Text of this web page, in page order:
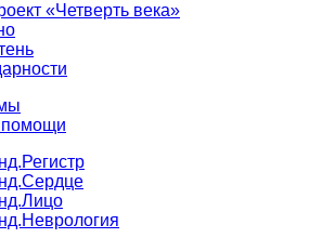
«Четверть века»
Регистр
Сердце
Лицо
Неврология